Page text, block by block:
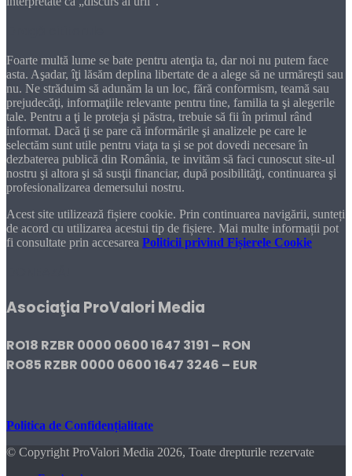
Foarte multă lume se bate pentru atenţia ta, dar noi nu putem face
asta. Aşadar, îţi lăsăm deplina libertate de a alege să ne urmăreşti sau
nu. Ne străduim să adunăm la un loc, fără conformism, teamă sau
prejudecăţi, informaţiile relevante pentru tine, familia ta şi alegerile
tale. Pentru a ţi le proteja şi păstra, trebuie să fii în primul rând
informat. Dacă ţi se pare că informările şi analizele pe care le
selectăm sunt utile pentru viaţa ta şi se pot dovedi necesare în
dezbaterea publică din România, te invităm să faci cunoscut site-ul
nostru şi altora şi să susţii financiar, după posibilităţi, continuarea şi
profesionalizarea demersului nostru.
Acest site utilizează fișiere cookie. Prin continuarea navigării, sunteți
de acord cu utilizarea acestui tip de fișiere. Mai multe informații pot
fi consultate prin accesarea Politicii privind Fișierele Cookie
Asociaţia ProValori Media
RO18 RZBR 0000 0600 1647 3191 – RON
RO85 RZBR 0000 0600 1647 3246 – EUR
Politica de Confidențialitate
© Copyright ProValori Media 2026, Toate drepturile rezervate